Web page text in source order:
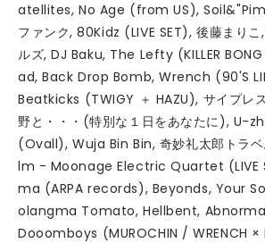
atellites, No Age (from US),
ファンク, 80Kidz (LIVE SET), 後藤まり
ルズ, DJ Baku, The Lefty (KILLER
ad, Back Drop Bomb, Wrench (90'S
Beatkicks (TWIGY ＋ HAZU), サイプレ
野と・・・(特別な１日をあなたに), U-
(Ovall), Wuja Bin Bin, 奇妙礼太郎トラ
lm - Moonage Electric Quartet (LIVE
ma (ARPA records), Beyonds, Your
olangma Tomato, Hellbent,
Dooomboys (MUROCHIN / WRENCH ×